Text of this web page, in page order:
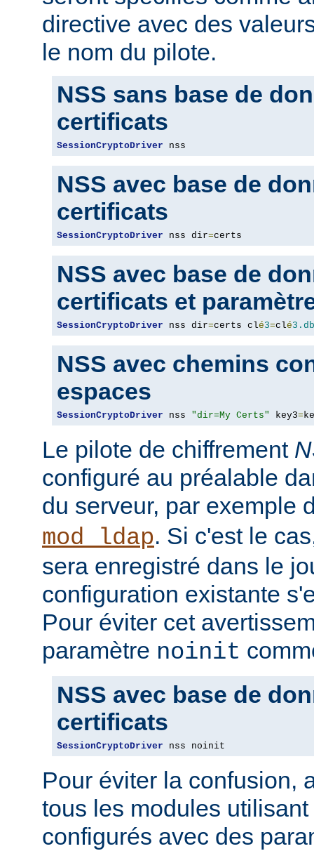
directive avec des
le nom du pilote.
NSS sans base de
certificats
SessionCryptoDriver nss
NSS avec base de
certificats
SessionCryptoDriver nss dir=certs
NSS avec base de
certificats et
SessionCryptoDriver nss dir=certs clé3=clé3.db
NSS avec chemins
espaces
SessionCryptoDriver nss "dir=My Certs" key3=
Le pilote de chiffrement
configuré au préalable
du serveur, par exemple
mod_ldap. Si c'est le
sera enregistré dans le
configuration existante
Pour éviter cet
paramètre noinit
NSS avec base de
certificats
SessionCryptoDriver nss noinit
Pour éviter la confusion,
tous les modules
configurés avec des